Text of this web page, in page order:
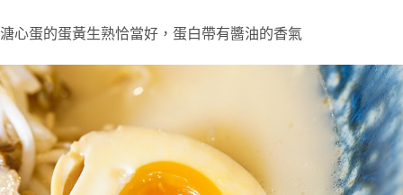
溏心蛋的蛋黃生熟恰當好，蛋白帶有醬油的香氣